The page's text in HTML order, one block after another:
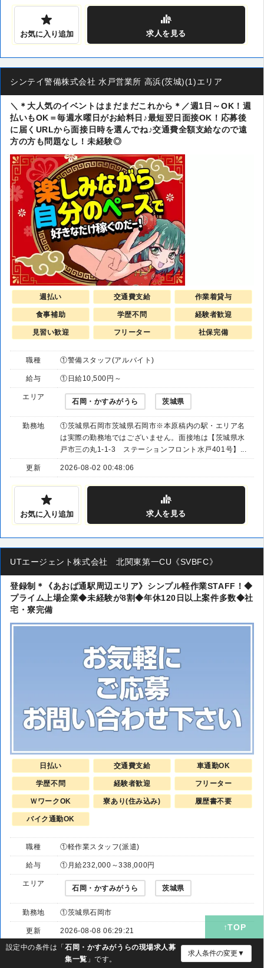
お気に入り追加 求人 を見る
シンテイ警備株式会社 水戸営業所 高浜(茨城)(1)エリア
＼＊大人気のイベントはまだまだこれから＊／週1日～OK！週
払いもOK＝毎週水曜日がお給料日♪最短翌日面接OK！応募後
に届くURLから面接日時を選んでね♪交通費全額支給なので遠
方の方も問題なし！未経験◎
週払い 交通費支給 作業着貸与
食事補助 学歴不問 経験者歓迎
見習い歓迎 フリーター 社保完備
職種 ①警備スタッフ(アルバイト)
給与 ①日給10,500円～
エリア
石岡・かすみがうら 茨城県
勤務地
①茨城県石岡市茨城県石岡市※本原稿内の駅・エリア名
は実際の勤務地ではございません。面接地は【茨城県水
戸市三の丸1-1-3 ステーションフロント水戸401号】...
更新 2026-08-02 00:48:06
お気に入り追加 求人を見る
UTエージェント株式会社 北関東第一CU《SVBFC》
登録制＊《あおば通駅周辺エリア》シンプル軽作業STAFF！◆
プライム上場企業◆未経験が8割◆年休120日以上案件多数◆社
宅・寮完備
日払い 交通費支給 車通勤OK
学歴不問 経験者歓迎 フリーター
ＷワークOK 寮あり(住み込み) 履歴書不要
バイク通勤OK
職種 ①軽作業スタッフ(派遣)
給与 ①月給232,000～338,000円
エリア
石岡・かすみがうら 茨城県
勤務地 ①茨城県石岡市
更新 2026-08-08 06:29:21
設定中の条件は「石岡・かすみがうらの現場求人募
集一覧 」です。
求人条件の変更▼